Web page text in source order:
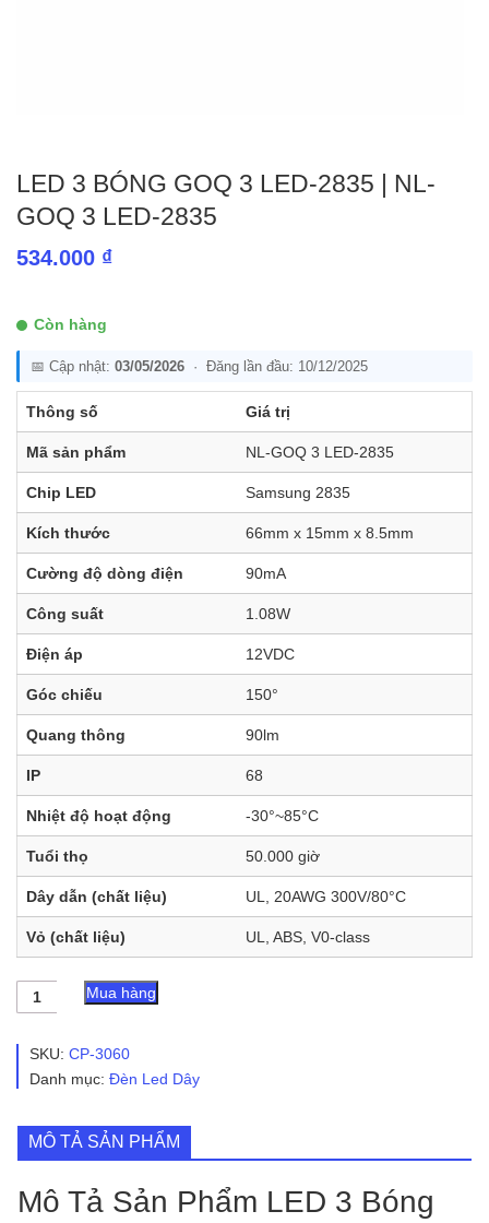
LED 3 BÓNG GOQ 3 LED-2835 | NL-
GOQ 3 LED-2835
534.000 ₫
Còn hàng
📅 Cập nhật: 03/05/2026 · Đăng lần đầu: 10/12/2025
Thông số Giá trị
Mã sản phẩm NL-GOQ 3 LED-2835
Chip LED Samsung 2835
Kích thước 66mm x 15mm x 8.5mm
Cường độ dòng điện 90mA
Công suất 1.08W
Điện áp 12VDC
Góc chiếu 150°
Quang thông 90lm
IP 68
Nhiệt độ hoạt động -30°~85°C
Tuổi thọ 50.000 giờ
Dây dẫn (chất liệu) UL, 20AWG 300V/80°C
Vỏ (chất liệu) UL, ABS, V0-class
LED
3
GOQ
LED-
|
NL-
GOQ
LED-
Mua hàng
SKU: CP-3060
Danh mục: Đèn Led Dây
MÔ TẢ SẢN PHẨM
Mô Tả Sản Phẩm LED 3 Bóng